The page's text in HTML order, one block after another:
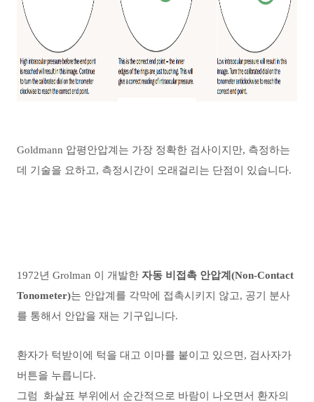
Goldmann 압평안압계는 가장 정확한 검사이지만, 측정하는
데 기술을 요하고, 측정시간이 오래걸리는 단점이 있습니다.
1972년 Grolman 이 개발한 자동 비 접촉 안압계(Non-Contact
Tonometer)는 안압계를 각막에 접촉시키지 않고, 공기 분사
를 통해서 안압을 재는 기구입니다.
환자가 턱받이에 턱을 대고 이마를 붙이고 있으면, 검사자가
버튼을 누릅니다.
그럼 화살표 부위에서 순간적으로 바람이 나오면서 환자의